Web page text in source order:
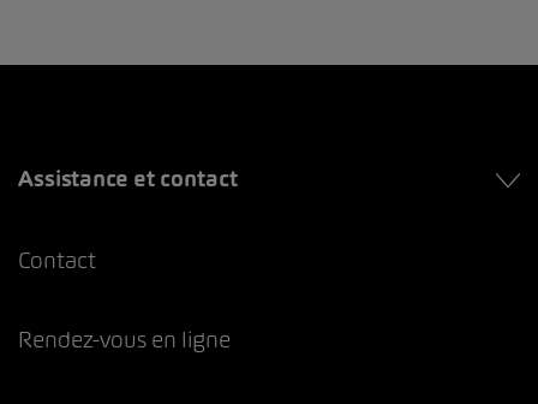
Assistance et contact
Contact
Rendez-vous en ligne